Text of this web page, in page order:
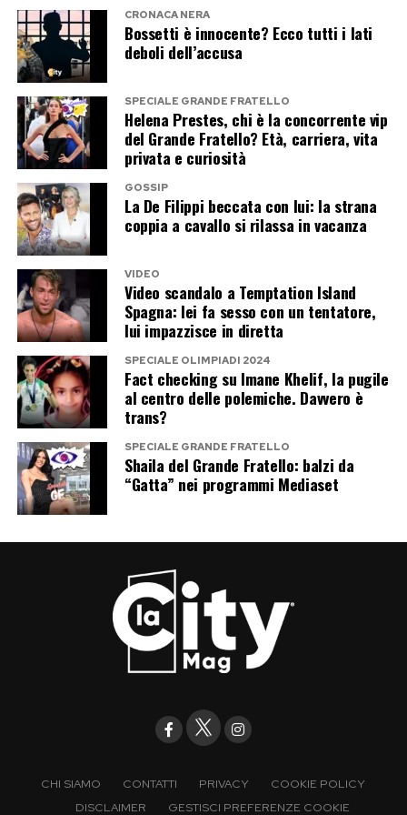
CRONACA NERA
Bossetti è innocente? Ecco tutti i lati
deboli dell’accusa
SPECIALE GRANDE FRATELLO
Helena Prestes, chi è la concorrente vip
del Grande Fratello? Età, carriera, vita
privata e curiosità
GOSSIP
La De Filippi beccata con lui: la strana
coppia a cavallo si rilassa in vacanza
VIDEO
Video scandalo a Temptation Island
Spagna: lei fa sesso con un tentatore,
lui impazzisce in diretta
SPECIALE OLIMPIADI 2024
Fact checking su Imane Khelif, la pugile
al centro delle polemiche. Davvero è
trans?
SPECIALE GRANDE FRATELLO
Shaila del Grande Fratello: balzi da
“Gatta” nei programmi Mediaset
CHI SIAMO CONTATTI PRIVACY
COOKIE POLICY
DISCLAIMER
GESTISCI PREFERENZE COOKIE